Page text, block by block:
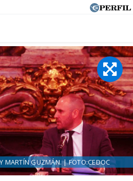
MARTÍN GUZMÁN. | FOTO:CEDOC